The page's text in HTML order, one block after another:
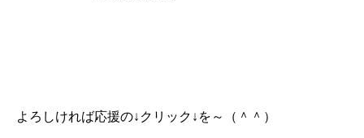
よろしければ応援の↓クリック↓を～（＾＾）